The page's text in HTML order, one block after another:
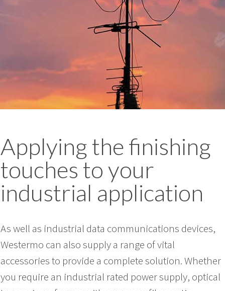
Applying the finishing
touches to your
industrial application
As well as industrial data communications devices,
Westermo can also supply a range of vital
accessories to provide a complete solution. Whether
you require an industrial rated power supply, optical